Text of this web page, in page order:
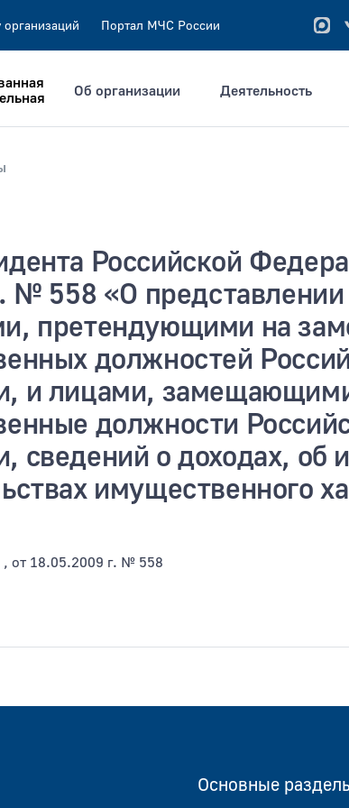
организаций Портал МЧС России
Публикация не позднее
Об организации Деятельность
Российской
№ 558 «О представлении
претендующими на
должностей
и лицами,
должности
сведений о доходах, об
имущественного
от 18.05.2009 г. № 558
Основные